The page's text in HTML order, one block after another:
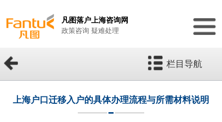
凡图落户上海咨询网
政策咨询 疑难处理
栏目导航
上海户口迁移入户的具体办理流程与所需材料说明